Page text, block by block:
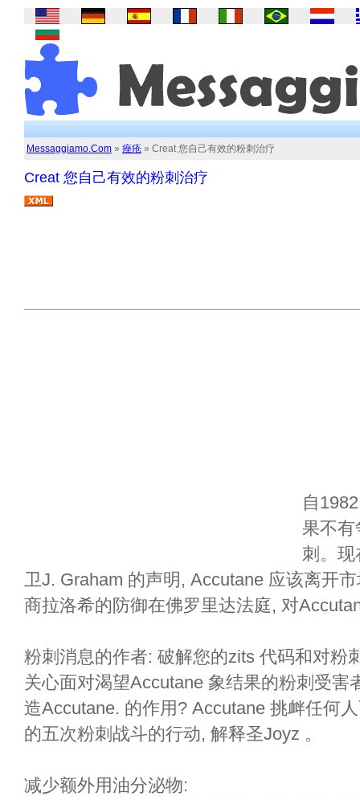
Messaggiamo.Com » 痤疮 » Creat 您自己有效的粉刺治疗
Creat 您自己有效的粉刺治疗
自
果不有
刺。
卫J. Graham 的声明, Accutane 应该离开
商拉洛希的防御在佛罗里达法庭, 对
粉刺消息的作者: 破解您的zits 代码和对粉
关心面对渴望Accutane 象结果的粉刺受害
造Accutane. 的作用? Accutane 挑衅任何
的五次粉刺战斗的行动, 解释圣Joyz 。
减少额外用油分泌物: